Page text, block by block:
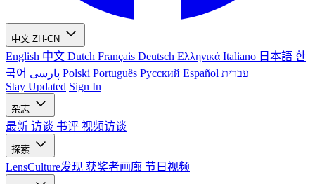
中文 ZH-CN
English 中文 Dutch Français Deutsch Ελληνικά Italiano 日本語 한
국어
Polski Português Русский Español עברית
Stay Updated Sign In
杂志
最新 访谈 书评 视频访谈
探索
LensCulture发现 获奖者画廊 节日视频